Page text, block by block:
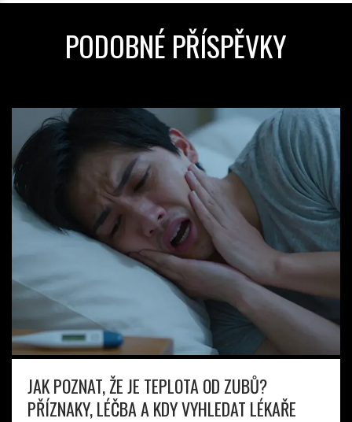
PODOBNÉ PŘÍSPĚVKY
JAK POZNAT, ŽE JE TEPLOTA OD ZUBŮ?
PŘÍZNAKY, LÉČBA A KDY VYHLEDAT LÉKAŘE